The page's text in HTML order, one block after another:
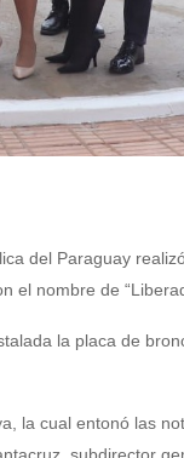
del Paraguay
el nombre de
la placa de
la cual entonó las
subdirector